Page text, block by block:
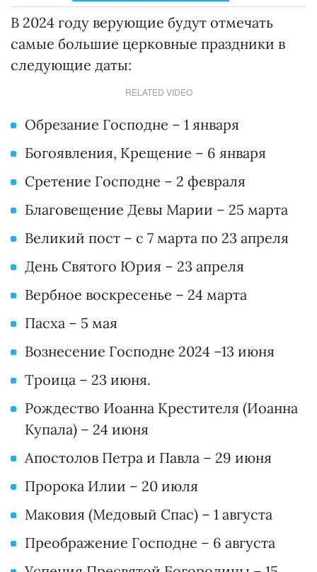
В 2024 году верующие будут отмечать
самые большие церковные праздники в
следующие даты:
RELATED VIDEO
Обрезание Господне – 1 января
Богоявления, Крещение – 6 января
Сретение Господне – 2 февраля
Благовещение Девы Марии – 25 марта
Великий пост – с 7 марта по 23 апреля
День Святого Юрия – 23 апреля
Вербное воскресенье – 24 марта
Пасха – 5 мая
Вознесение Господне 2024 –13 июня
Троица – 23 июня.
Рождество Иоанна Крестителя (Иоанна
Купала) – 24 июня
Апостолов Петра и Павла – 29 июня
Пророка Илии – 20 июля
Маковия (Медовый Спас) – 1 августа
Преображение Господне – 6 августа